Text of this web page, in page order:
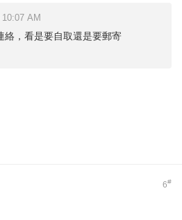
AM
絡，看是要自取還是要郵寄
6#